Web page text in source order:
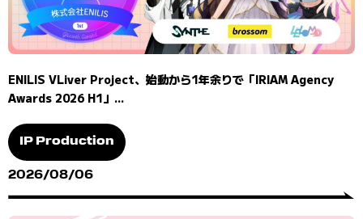
ENILIS VLiver Project、始動から1年余りで「IRIAM Agency
Awards 2026 H1」...
IP Production
2026/08/06